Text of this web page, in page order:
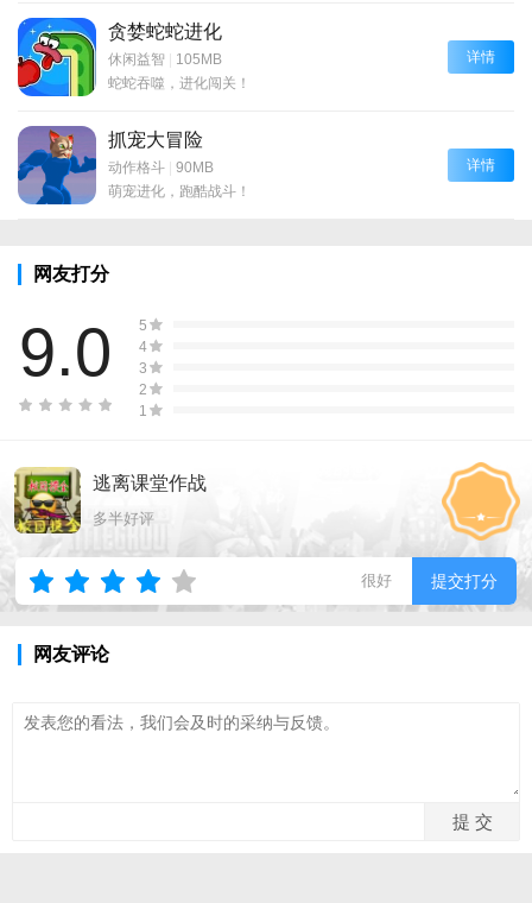
贪婪蛇蛇进化
休闲益智 | 105MB
蛇蛇吞噬，进化闯关！
详情
抓宠大冒险
动作格斗 | 90MB
萌宠进化，跑酷战斗！
详情
网友打分
9.0
5
4
3
2
1
逃离课堂作战
多半好评
很好 提交打分
网友评论